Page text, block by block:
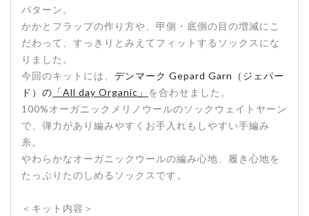
パターン。
かかとフラップの作り方や、甲側・底側の目の増減にこ
だわって、すっきりとみえてフィットするソックスにな
りました。
今回のキットには、 デンマーク Gepard Garn（ジェパー
ド）の 「All day Organic」
を合わせました。
100%オーガニックメリノウールのソックウェイトヤーン
で、弾力があり編みやすくお手入れもしやすい手編み
糸。
やわらかなオーガニックウールの編み心地、履き心地を
たっぷりたのしめるソックスです。
＜キット内容＞